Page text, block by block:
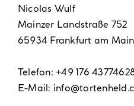
Nicolas Wulf
Mainzer Landstraße 752
65934 Frankfurt am Main
Telefon: +49 176
E-Mail: